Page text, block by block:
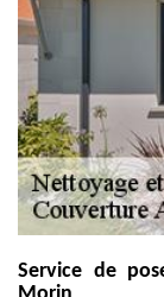
Service de